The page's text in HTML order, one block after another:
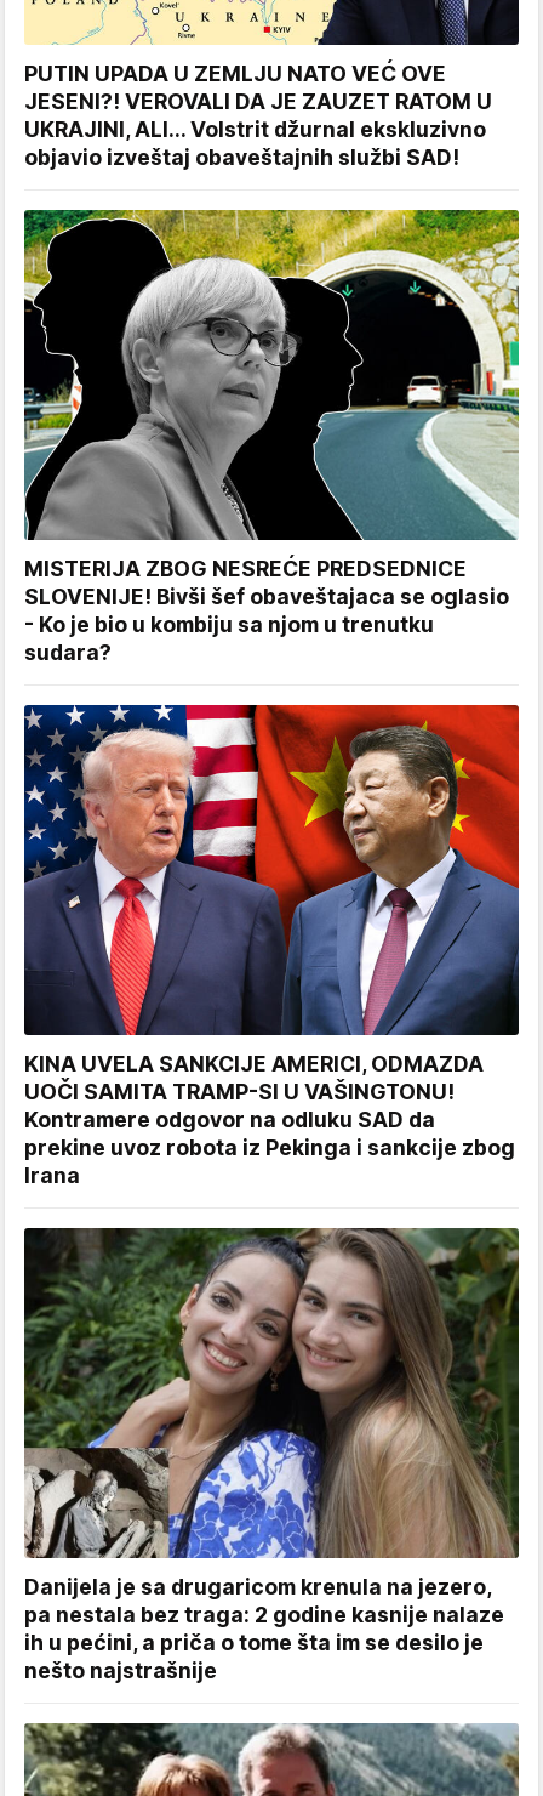
PUTIN UPADA U ZEMLJU NATO VEĆ OVE
JESENI?! VEROVALI DA JE ZAUZET RATOM U
UKRAJINI, ALI... Volstrit džurnal ekskluzivno
objavio izveštaj obaveštajnih službi SAD!
MISTERIJA ZBOG NESREĆE PREDSEDNICE
SLOVENIJE! Bivši šef obaveštajaca se oglasio
- Ko je bio u kombiju sa njom u trenutku
sudara?
KINA UVELA SANKCIJE AMERICI, ODMAZDA
UOČI SAMITA TRAMP-SI U VAŠINGTONU!
Kontramere odgovor na odluku SAD da
prekine uvoz robota iz Pekinga i sankcije zbog
Irana
Danijela je sa drugaricom krenula na jezero,
pa nestala bez traga: 2 godine kasnije nalaze
ih u pećini, a priča o tome šta im se desilo je
nešto najstrašnije